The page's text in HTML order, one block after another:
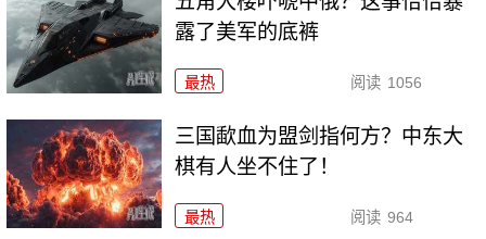
露了美军的底裤
最热 阅读 1056
三国歃血为盟剑指何方？中东大
棋有人坐不住了！
最热 阅读 964